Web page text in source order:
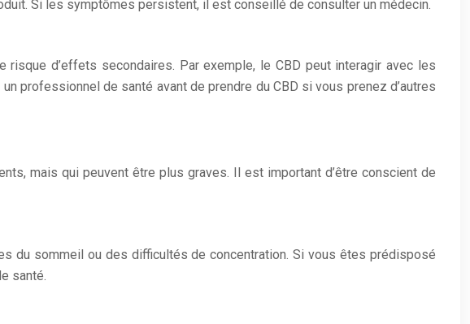
Si les symptômes persistent, il est conseillé de consulter un médecin.
d’effets secondaires. Par exemple, le CBD peut interagir avec les
professionnel de santé avant de prendre du CBD si vous prenez d’autres
mais qui peuvent être plus graves. Il est important d’être conscient de
du sommeil ou des difficultés de concentration. Si vous êtes prédisposé
santé.